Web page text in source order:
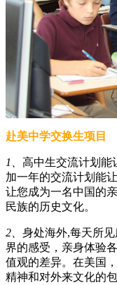
赴美中学交换生项目
1 、 高中生交流计划能
加一年的交流计划能
让您成为一名中国的
民族的历史文化。
2、 身处海外,每天所
界的感受，亲身体验
值观的差异。在美国
精神和对外来文化的